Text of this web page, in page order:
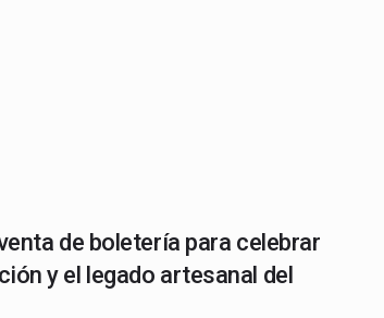
de boletería para celebrar
y el legado artesanal del